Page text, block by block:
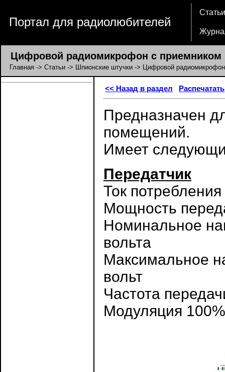
Портал для радиолюбителей
Статьи
Цифровой радиомикрофон с приемником
Главная -> Статьи -> Шпионские штучки -> Цифровой
<< Назад в раздел Распечатать
Предназначен
помещений.
Имеет
Передатчик
Ток
Мощность
Номинальное
вольта
Максимальное
вольт
Частота
Модуляция